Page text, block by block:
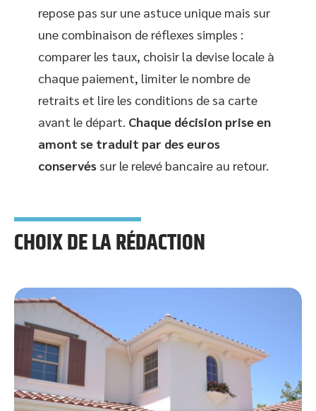
repose pas sur une astuce unique mais sur
une combinaison de réflexes simples :
comparer les taux, choisir la devise locale à
chaque paiement, limiter le nombre de
retraits et lire les conditions de sa carte
avant le départ. Chaque décision prise en
amont se traduit par des euros
conservés sur le relevé bancaire au retour.
CHOIX DE LA RÉDACTION